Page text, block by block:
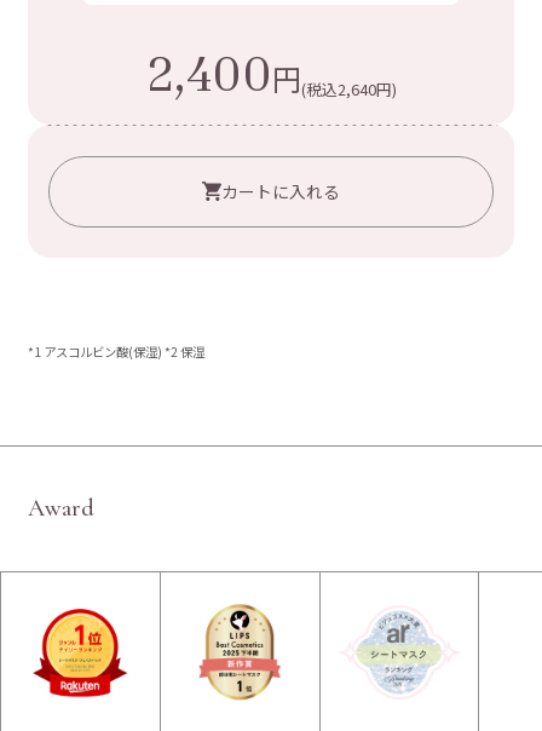
2,400円(税込2,640円)
カートに入れる
*1 アスコルビン酸(保湿) *2 保湿
Award